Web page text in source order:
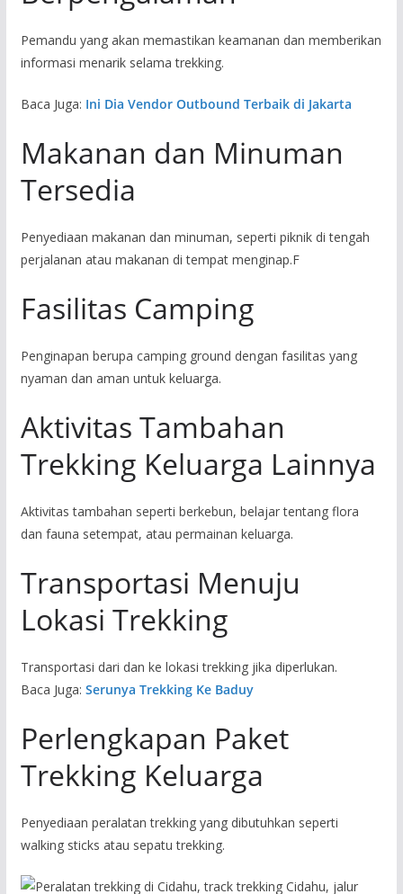
Pemandu yang akan memastikan keamanan dan memberikan
informasi menarik selama trekking.
Baca Juga: Ini Dia Vendor Outbound Terbaik di Jakarta
Makanan dan Minuman
Tersedia
Penyediaan makanan dan minuman, seperti piknik di tengah
perjalanan atau makanan di tempat menginap.F
Fasilitas Camping
Penginapan berupa camping ground dengan fasilitas yang
nyaman dan aman untuk keluarga.
Aktivitas Tambahan
Trekking Keluarga Lainnya
Aktivitas tambahan seperti berkebun, belajar tentang flora
dan fauna setempat, atau permainan keluarga.
Transportasi Menuju
Lokasi Trekking
Transportasi dari dan ke lokasi trekking jika diperlukan.
Baca Juga: Serunya Trekking Ke Baduy
Perlengkapan Paket
Trekking Keluarga
Penyediaan peralatan trekking yang dibutuhkan seperti
walking sticks atau sepatu trekking.